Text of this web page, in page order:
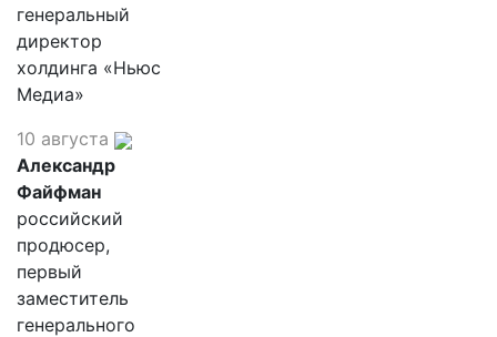
генеральный
директор
холдинга «Ньюс
Медиа»
10 августа
Александр
Файфман
российский
продюсер,
первый
заместитель
генерального